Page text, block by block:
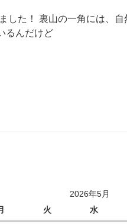
た！ 裏山の一角には、自
るんだけど
2026年5月
火 水